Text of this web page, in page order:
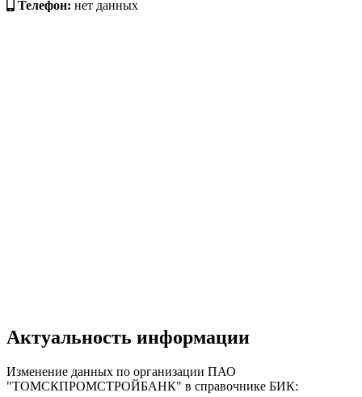
Телефон: нет данных
Актуальность информации
Изменение данных по организации ПАО
"ТОМСКПРОМСТРОЙБАНК" в справочнике БИК: